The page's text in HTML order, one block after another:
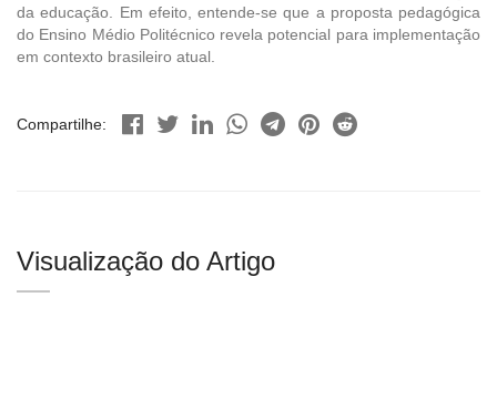
da educação. Em efeito, entende-se que a proposta pedagógica
do Ensino Médio Politécnico revela potencial para implementação
em contexto brasileiro atual.
Compartilhe:
Visualização do Artigo